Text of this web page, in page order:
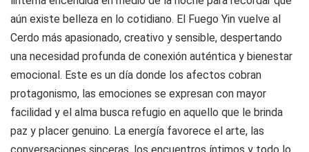
aún existe belleza en lo cotidiano. El Fuego Yin vuelve al
Cerdo más apasionado, creativo y sensible, despertando
una necesidad profunda de conexión auténtica y bienestar
emocional. Este es un día donde los afectos cobran
protagonismo, las emociones se expresan con mayor
facilidad y el alma busca refugio en aquello que le brinda
paz y placer genuino. La energía favorece el arte, las